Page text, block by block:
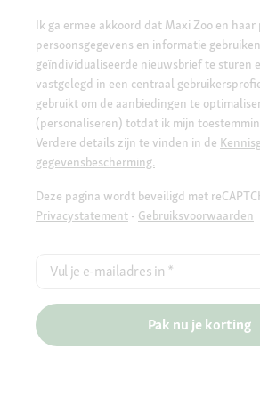
Ik ga ermee akkoord dat Maxi Zoo en
persoonsgegevens en informatie
geïndividualiseerde nieuwsbrief te sturen
vastgelegd in een centraal
gebruikt om de aanbiedingen te
(personaliseren) totdat ik mijn
Verdere details zijn te vinden in de
gegevensbescherming.
Deze pagina wordt beveiligd met
Privacystatement - Gebruiksvoorwaarden
Vul je e-mailadres in *
Pak nu je korting